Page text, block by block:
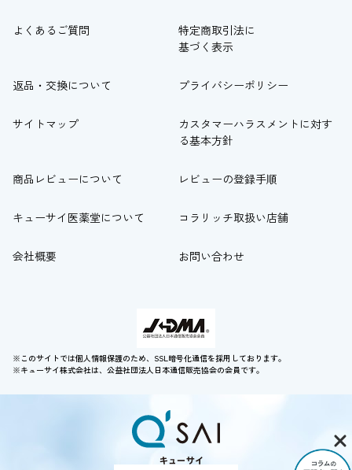
よくあるご質問
特定商取引法に
基づく表示
返品・交換について プライバシーポリシー
サイトマップ
カスタマーハラスメントに対す
る基本方針
商品レビューについて レビューの登録手順
キューサイ医薬堂について コラリッチ取扱い店舗
会社概要 お問い合わせ
※このサイトでは個人情報保護のため、SSL暗号化通信を採用しております。
※キューサイ株式会社は、公益社団法人日本通信販売協会の会員です。